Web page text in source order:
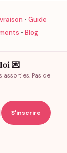
• Guide
• Blog
💌
assorties. Pas de